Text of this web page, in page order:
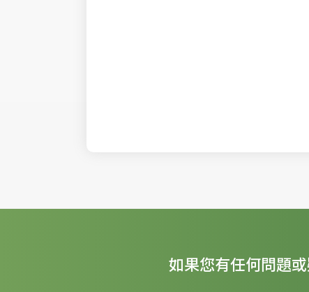
如果您有任何問題